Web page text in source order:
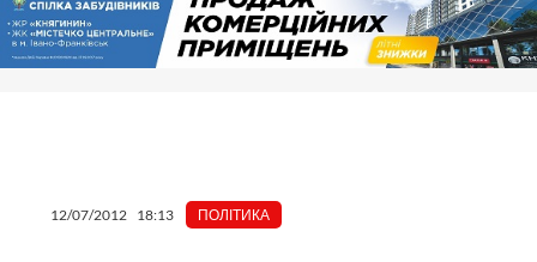
12/07/2012 18:13 ПОЛІТИКА